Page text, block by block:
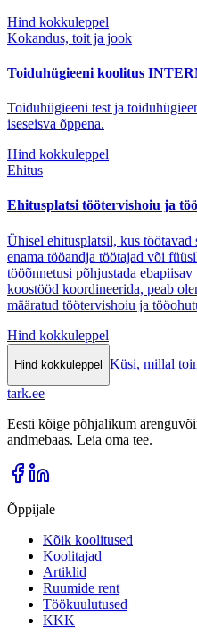
Hind kokkuleppel
Kokandus, toit ja jook
Toiduhügieeni koolitus
Toiduhügieeni test ja
iseseisva õppena.
Hind kokkuleppel
Ehitus
Ehitusplatsi töötervishoiu ja
Ühisel ehitusplatsil, kus
enama tööandja töötajad või
tööõnnetusi põhjustada
koostööd koordineerida, peab
määratud töötervishoiu ja
Hind kokkuleppel
Hind kokkuleppel Küsi, millal
tark.ee
Eesti kõige põhjalikum
andmebaas. Leia oma tee.
Õppijale
Kõik koolitused
Koolitajad
Artiklid
Ruumide rent
Töökuulutused
KKK